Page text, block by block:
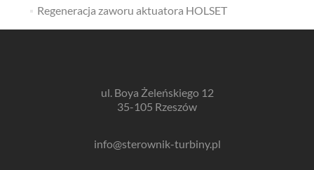
Regeneracja zaworu aktuatora HOLSET
ul. Boya Żeleńskiego 12
35-105 Rzeszów
info@sterownik-turbiny.pl